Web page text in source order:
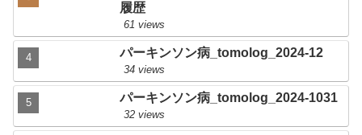
履歴
61 views
パーキンソン病_tomolog_2024-12
34 views
パーキンソン病_tomolog_2024-1031
32 views